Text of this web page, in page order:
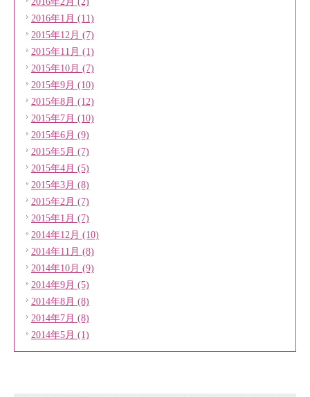
2016年1月 (11)
2015年12月 (7)
2015年11月 (1)
2015年10月 (7)
2015年9月 (10)
2015年8月 (12)
2015年7月 (10)
2015年6月 (9)
2015年5月 (7)
2015年4月 (5)
2015年3月 (8)
2015年2月 (7)
2015年1月 (7)
2014年12月 (10)
2014年11月 (8)
2014年10月 (9)
2014年9月 (5)
2014年8月 (8)
2014年7月 (8)
2014年5月 (1)